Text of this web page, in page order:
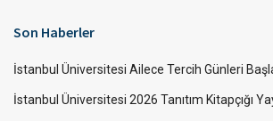
Son Haberler
İstanbul Üniversitesi Ailece Tercih Günleri
İstanbul Üniversitesi 2026 Tanıtım Kitapçığı